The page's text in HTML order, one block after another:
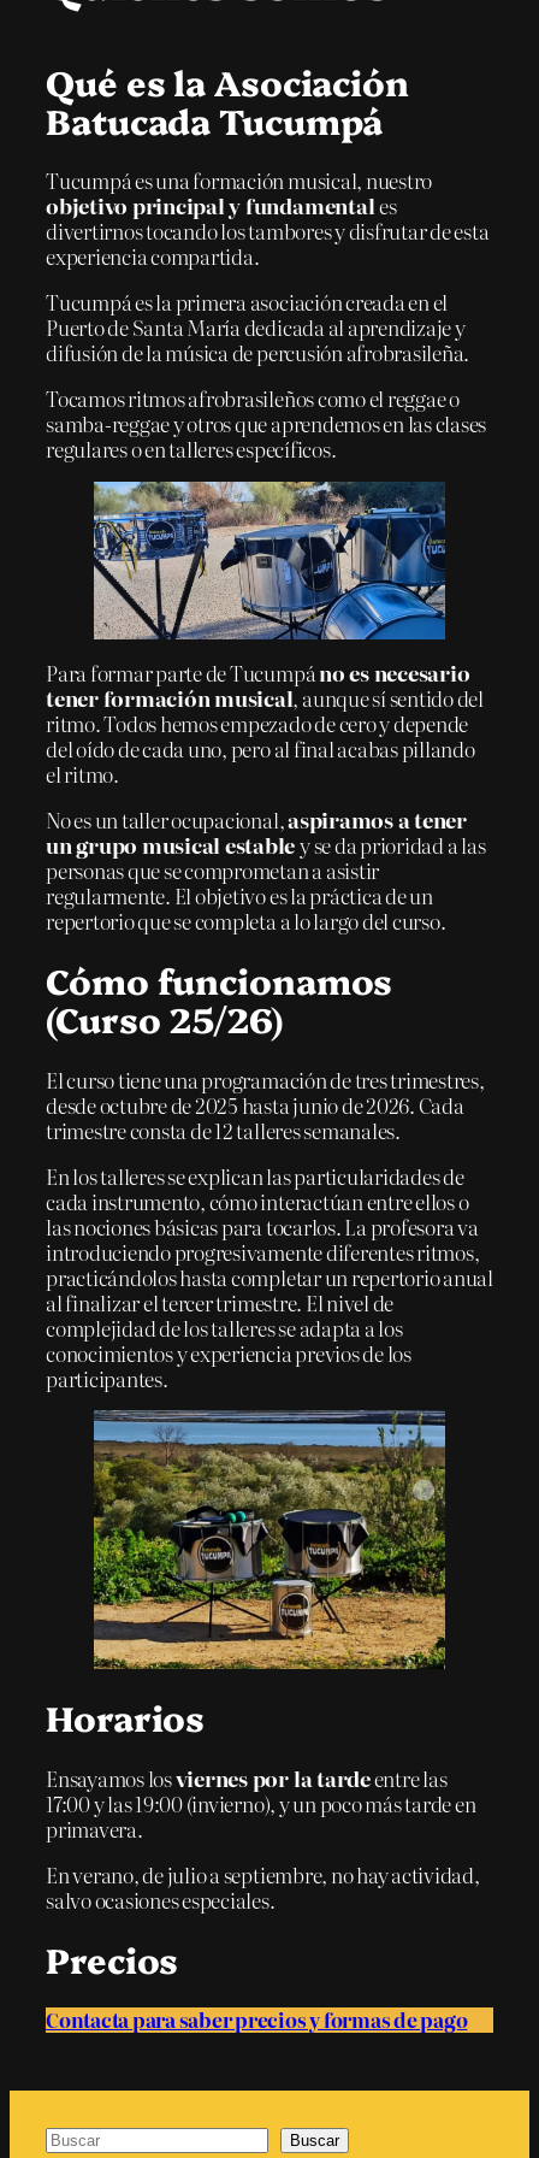
Qué es la Asociación
Batucada Tucumpá
Tucumpá es una formación musical, nuestro
objetivo principal y fundamentales
divertirnos tocando los tambores y disfrutar de esta
experiencia compartida.
Tucumpá es la primera asociación creada en el
Puerto de Santa María dedicada al aprendizaje y
difusión de la música de percusión afrobrasileña.
Tocamos ritmos afrobrasileños como el reggae o
samba-reggae y otros que aprendemos en las clases
regulares o en talleres específicos.
Para formar parte de Tucumpáno es necesario
tener formación musical, aunque sí sentido del
ritmo. Todos hemos empezado de cero y depende
del oído de cada uno, pero al final acabas pillando
el ritmo.
No es un taller ocupacional,aspiramos a tener
un grupo musical establey se da prioridad a las
personas que se comprometan a asistir
regularmente. El objetivo es la práctica de un
repertorio que se completa a lo largo del curso.
Cómo funcionamos
(Curso 25/26)
El curso tiene una programación de tres trimestres,
desde octubre de 2025 hasta junio de 2026. Cada
trimestre consta de 12 talleres semanales.
En los talleres se explican las particularidades de
cada instrumento, cómo interactúan entre ellos o
las nociones básicas para tocarlos. La profesora va
introduciendo progresivamente diferentes ritmos,
practicándolos hasta completar un repertorio anual
al finalizar el tercer trimestre. El nivel de
complejidad de los talleres se adapta a los
conocimientos y experiencia previos de los
participantes.
Horarios
Ensayamos losviernes por la tardeentre las
17:00 y las 19:00 (invierno), y un poco más tarde en
primavera.
En verano, de julio a septiembre, no hay actividad,
salvo ocasiones especiales.
Precios
Contacta para saber precios y formas de pago
Buscar Buscar